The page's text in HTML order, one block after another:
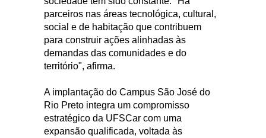
parceiros nas áreas tecnológica, cultural,
social e de habitação que contribuem
para construir ações alinhadas às
demandas das comunidades e do
território", afirma.
A implantação do Campus São José do
Rio Preto integra um compromisso
estratégico da UFSCar com uma
expansão qualificada, voltada às